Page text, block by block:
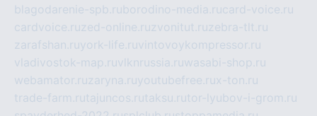
blagodarenie-spb.ruborodino-media.rucard-voice.ru
cardvoice.ruzed-online.ruzvonitut.ruzebra-tlt.ru
zarafshan.ruyork-life.ruvintovoykompressor.ru
vladivostok-map.ruvlknrussia.ruwasabi-shop.ru
webamator.ruzaryna.ruyoutubefree.rux-ton.ru
trade-farm.rutajuncos.rutaksu.rutor-lyubov-i-grom.ru